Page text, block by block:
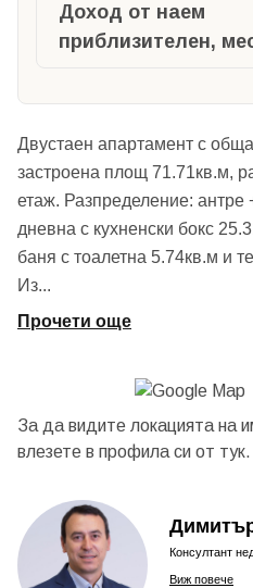
Доход от наем
приблизителен,
Двустаен апартамент с
застроена площ 71.71кв.м,
етаж. Разпределение:
дневна с кухненски бокс
баня с тоалетна 5.74кв.м и
Из...
Прочети още
За да видите локацията на
влезете в профила си от тук.
Консултант
Виж повече